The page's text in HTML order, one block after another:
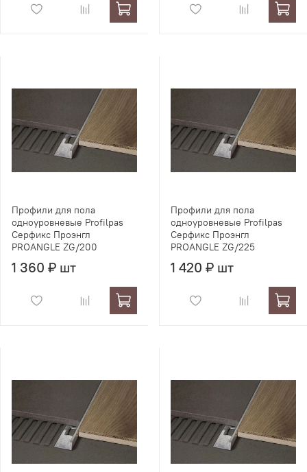
Профили для пола
одноуровневые Profilpas
Серфикс Проэнгл
PROANGLE ZG/200
1 360 ₽ шт
Профили для пола
одноуровневые Profilpas
Серфикс Проэнгл
PROANGLE ZG/225
1 420 ₽ шт